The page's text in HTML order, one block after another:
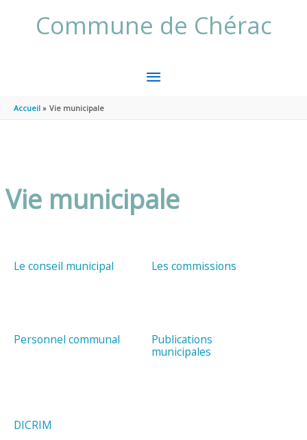
Commune de Chérac
MENU
Accueil Vie municipale
Vie municipale
Le conseil municipal Les commissions
Personnel communal
Publications
municipales
DICRIM